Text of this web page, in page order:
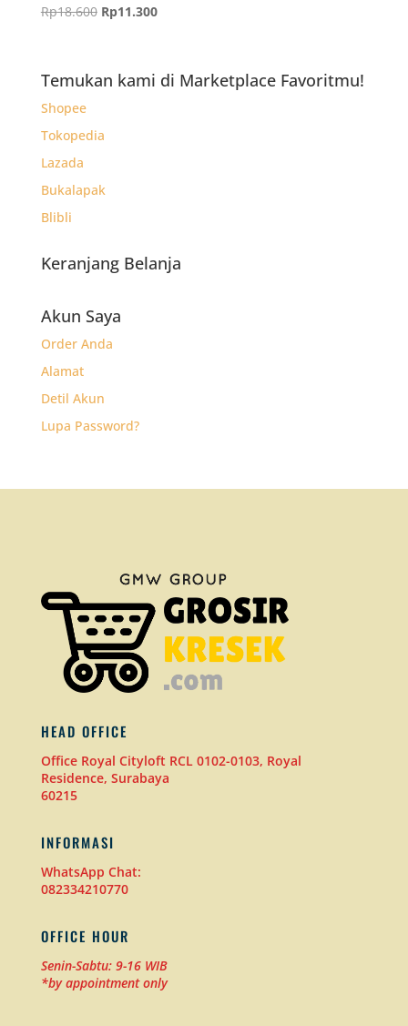
Rp18.600 Harga
Rp18.600.
Rp11.300Harga
adalah:
Temukan kami di Marketplace Favoritmu!
Shopee
Tokopedia
Lazada
Bukalapak
Blibli
Keranjang Belanja
Akun Saya
Order Anda
Alamat
Detil Akun
Lupa Password?
HEAD OFFICE
Office Royal Cityloft RCL 0102-0103, Royal
Residence, Surabaya
60215
INFORMASI
WhatsApp Chat:
082334210770
OFFICE HOUR
Senin-Sabtu: 9-16 WIB
*by appointment only